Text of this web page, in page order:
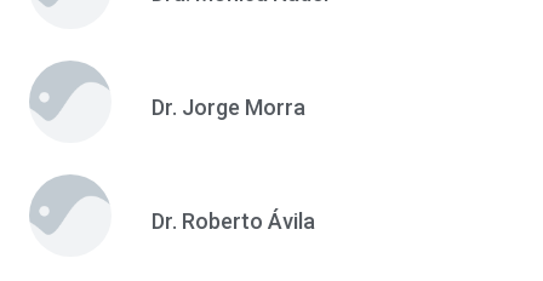
Dr. Jorge Morra
Dr. Roberto Ávila